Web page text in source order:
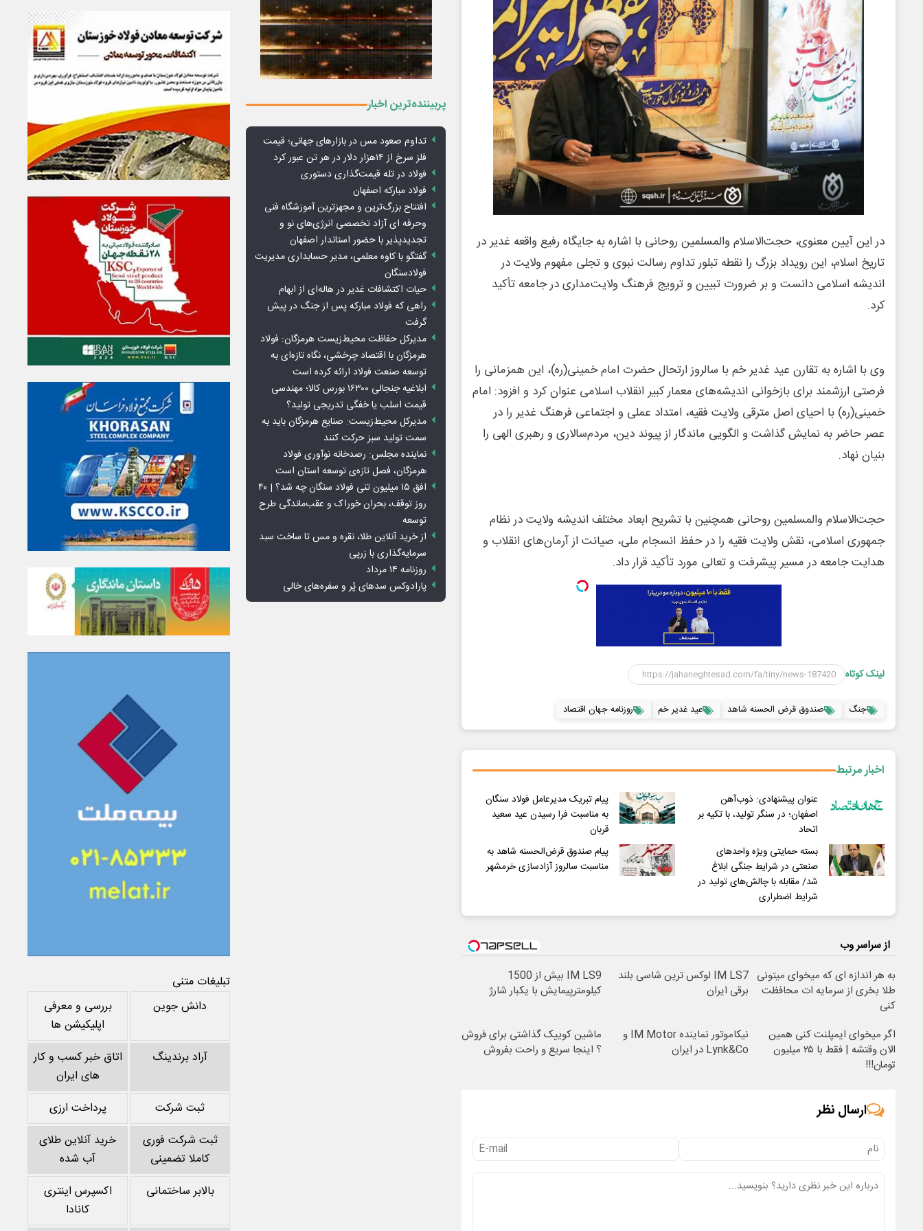
در این آیین معنوی، حجت‌الاسلام والمسلمین روحانی با اشاره به جایگاه رفیع واقعه غدیر در
تاریخ اسلام، این رویداد بزرگ را نقطه تبلور تداوم رسالت نبوی و تجلی مفهوم ولایت در
اندیشه اسلامی دانست و بر ضرورت تبیین و ترویج فرهنگ ولایت‌مداری در جامعه تأکید
کرد.
وی با اشاره به تقارن عید غدیر خم با سالروز ارتحال حضرت امام خمینی(ره)، این همزمانی را
فرصتی ارزشمند برای بازخوانی اندیشه‌های معمار کبیر انقلاب اسلامی عنوان کرد و افزود: امام
خمینی(ره) با احیای اصل مترقی ولایت فقیه، امتداد عملی و اجتماعی فرهنگ غدیر را در
عصر حاضر به نمایش گذاشت و الگویی ماندگار از پیوند دین، مردم‌سالاری و رهبری الهی را
بنیان نهاد.
حجت‌الاسلام والمسلمین روحانی همچنین با تشریح ابعاد مختلف اندیشه ولایت در نظام
جمهوری اسلامی، نقش ولایت فقیه را در حفظ انسجام ملی، صیانت از آرمان‌های انقلاب و
هدایت جامعه در مسیر پیشرفت و تعالی مورد تأکید قرار داد.
لینک کوتاه
جنگ صندوق قرض الحسنه شاهد عید غدیر خم روزنامه جهان اقتصاد
اخبار مرتبط
عنوان پیشنهادی: ذوب‌آهن
اصفهان؛ در سنگر تولید، با تکیه بر
اتحاد
پیام تبریک مدیرعامل فولاد سنگان
به مناسبت فرا رسیدن عید سعید
قربان
بسته حمایتی ویژه واحدهای
صنعتی در شرایط جنگی ابلاغ
شد/ مقابله با چالش‌های تولید در
شرایط اضطراری
پیام صندوق قرض‌الحسنه شاهد به
مناسبت سالروز آزادسازی خرمشهر
از سراسر وب
به هر اندازه ای که میخوای میتونی
طلا بخری از سرمایه ات محافظت
کنی
IM LS7 لوکس ترین شاسی بلند
برقی ایران
IM LS9 بیش از 1500
کیلومترپیمایش با یکبار شارژ
اگر میخوای ایمپلنت کنی همین
الان وقتشه | فقط با ۲۵ میلیون
تومان!!!
نیکاموتور نماینده IM Motor و
Lynk&Co در ایران
ماشین کوییک گذاشتی برای فروش
؟ اینجا سریع و راحت بفروش
ارسال نظر
پربیننده‌ترین اخبار
تداوم صعود مس در بازارهای جهانی؛ قیمت
فلز سرخ از ۱۴هزار دلار در هر تن عبور کرد
فولاد در تله قیمت‌گذاری دستوری
فولاد مبارکه اصفهان
افتتاح بزرگ‌ترین و مجهزترین آموزشگاه فنی
وحرفه ای آزاد تخصصی انرژی‌های نو و
تجدیدپذیر با حضور استاندار اصفهان
گفتگو با کاوه معلمی، مدیر حسابداری مدیریت
فولادسنگان
حیات اکتشافات غدیر در هاله‌ای از ابهام
راهی که فولاد مبارکه پس از جنگ در پیش
گرفت
مدیرکل حفاظت محیط‌زیست هرمزگان: فولاد
هرمزگان با اقتصاد چرخشی، نگاه تازه‌ای به
توسعه صنعت فولاد ارائه کرده است
ابلاغیه جنجالی ۱۶۳۰۰ بورس کالا؛ مهندسی
قیمت اسلب یا خفگی تدریجی تولید؟
مدیرکل محیط‌زیست: صنایع هرمزگان باید به
سمت تولید سبز حرکت کنند
نماینده مجلس: رصدخانه نوآوری فولاد
هرمزگان، فصل تازه‌ی توسعه استان است
افق ۱۵ میلیون تنی فولاد سنگان چه شد؟ | ۴۰
روز توقف، بحران خوراک و عقب‌ماندگی طرح
توسعه
از خرید آنلاین طلا، نقره و مس تا ساخت سبد
سرمایه‌گذاری با زرپی
روزنامه ۱۴ مرداد
پارادوکس سدهای پُر و سفره‌های خالی
تبلیغات متنی
دانش جوین
بررسی و معرفی
اپلیکیشن ها
آراد برندینگ
اتاق خبر کسب و کار
های ایران
ثبت شرکت
پرداخت ارزی
ثبت شرکت فوری
کاملا تضمینی
خرید آنلاین طلای
آب شده
بالابر ساختمانی
اکسپرس اینتری
کانادا